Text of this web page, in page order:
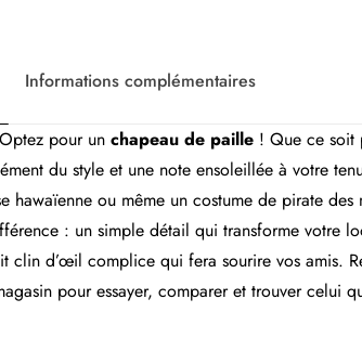
Informations complémentaires
pour un chapeau de paille! Que ce soit
du style et une note ensoleillée à votre
ou même un costume de pirate des
: un simple détail qui transforme votre
clin d’œil complice qui fera sourire vos amis.
pour essayer, comparer et trouver celui